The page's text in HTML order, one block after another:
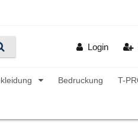
Login
Bedruckung T-